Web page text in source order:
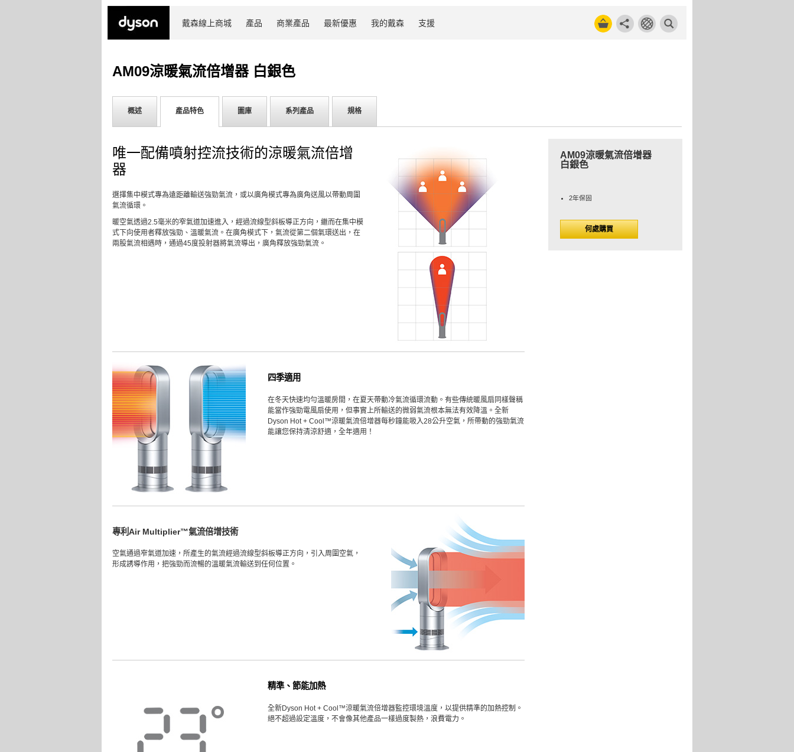
戴森線上商城 產品 商業產品 最新優惠 我的戴森 支援
AM09涼暖氣流倍增器 白銀色
概述 產品特色 圖庫 系列產品 規格
唯一配備噴射控流技術的涼暖氣流倍增
器
選擇集中模式專為遠距離輸送強勁氣流，或以廣角模式專為廣角送風以帶動周圍
氣流循環。
暖空氣透過2.5毫米的窄氣道加速進入，經過流線型斜板導正方向，繼而在集中模
式下向使用者釋放強勁、溫暖氣流。在廣角模式下，氣流從第二個氣環送出，在
兩股氣流相遇時，通過45度投射器將氣流導出，廣角釋放強勁氣流。
四季適用
在冬天快速均勻溫暖房間，在夏天帶動冷氣流循環流動。有些傳統暖風扇同樣聲稱
能當作強勁電風扇使用，但事實上所輸送的微弱氣流根本無法有效降溫。全新
Dyson Hot + Cool™涼暖氣流倍增器每秒鐘能吸入28公升空氣，所帶動的強勁氣流
能讓您保持清涼舒適，全年適用！
專利Air Multiplier™氣流倍增技術
空氣通過窄氣道加速，所產生的氣流經過流線型斜板導正方向，引入周圍空氣，
形成誘導作用，把強勁而流暢的溫暖氣流輸送到任何位置。
精準、節能加熱
全新Dyson Hot + Cool™涼暖氣流倍增器監控環境溫度，以提供精準的加熱控制。
絕不超過設定溫度，不會像其他產品一樣過度製熱，浪費電力。
AM09涼暖氣流倍增器
白銀色
2年保固
何處購買